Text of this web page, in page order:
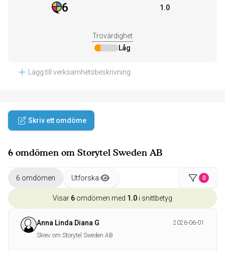
6
1.0
Trovärdighet
Låg
Lägg till verksamhetsbeskrivning
Skriv ett omdöme
6 omdömen om Storytel Sweden AB
6 omdömen Utforska 0
Visar 6 omdömen med 1.0 i snittbetyg
Anna Linda Diana G
2026-06-01
Skrev om Storytel Sweden AB